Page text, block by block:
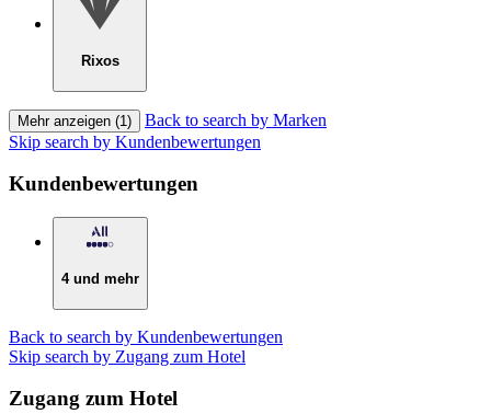
Rixos
Mehr anzeigen (1)
Back to search by Marken
Skip search by Kundenbewertungen
Kundenbewertungen
4 und mehr
Back to search by Kundenbewertungen
Skip search by Zugang zum Hotel
Zugang zum Hotel